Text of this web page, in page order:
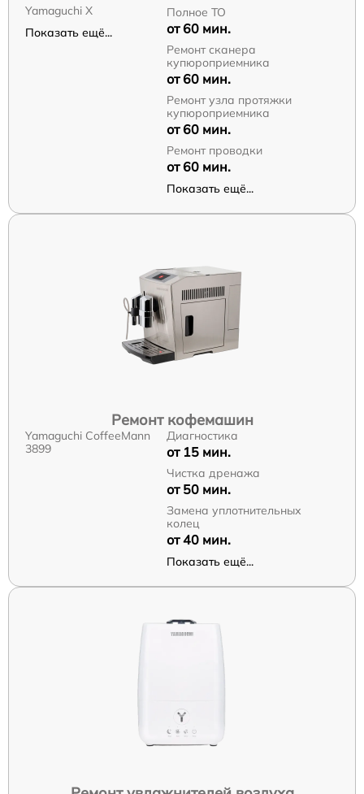
Yamaguchi X
Показать ещё...
Полное ТО
от 60 мин.
Ремонт сканера
купюроприемника
от 60 мин.
Ремонт узла протяжки
купюроприемника
от 60 мин.
Ремонт проводки
от 60 мин.
Показать ещё...
Ремонт кофемашин
Yamaguchi CoffeeMann
3899
Диагностика
от 15 мин.
Чистка дренажа
от 50 мин.
Замена уплотнительных
колец
от 40 мин.
Показать ещё...